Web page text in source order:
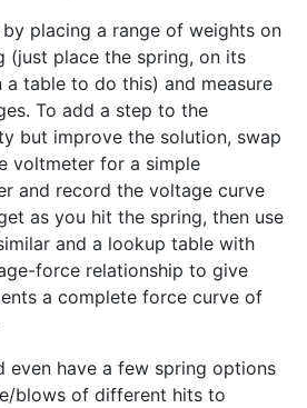
placing a range of weights on
(just place the spring, on its
a table to do this) and measure
To add a step to the
but improve the solution, swap
voltmeter for a simple
and record the voltage curve
as you hit the spring, then use
and a lookup table with
force relationship to give
a complete force curve of
even have a few spring options
blows of different hits to